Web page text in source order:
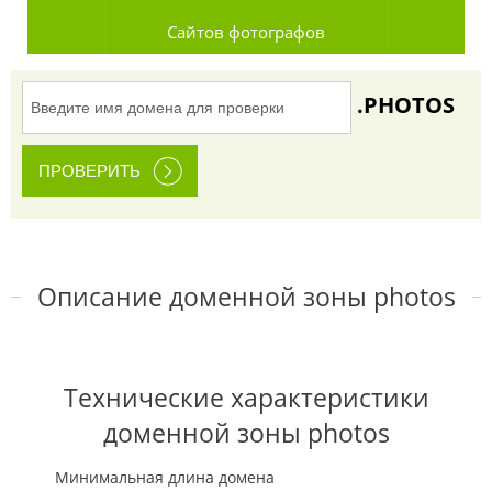
Сайтов фотографов
.PHOTOS
Описание доменной зоны photos
Технические характеристики
доменной зоны photos
Минимальная длина домена